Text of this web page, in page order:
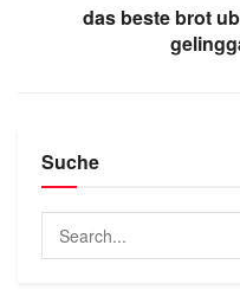
das beste brot
Suche